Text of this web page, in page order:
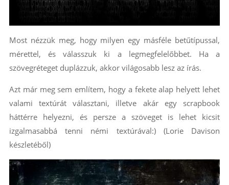
Most nézzük meg, hogy milyen egy másféle betűtípussal,
mérettel, és válasszuk ki a legmegfelelőbbet. Ha a
szövegréteget duplázzuk, akkor világosabb lesz az írás.
Azt már meg sem említem, hogy a fekete alap helyett lehet
valami textúrát választani, illetve akár egy scrapbook
háttérre helyezni, és persze a szöveget is lehet kicsit
izgalmasabbá tenni némi textúrával:) (Lorie Davison
készletéből)